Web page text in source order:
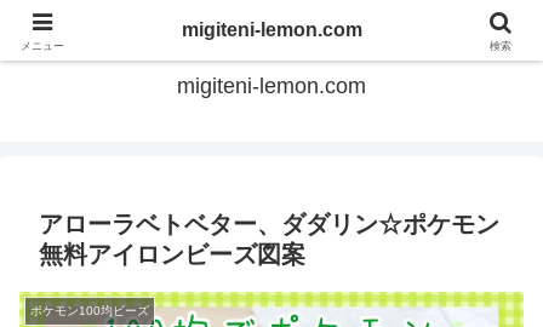
てのひらアイロンビーズ
migiteni-lemon.com
アローラベトベター、ダダリン☆ポケモン
無料アイロンビーズ図案
ポケモン100均ビーズ
メニュー
migiteni-lemon.com
検索